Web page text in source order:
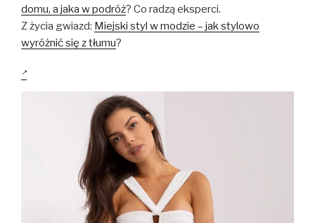
domu, a jaka w podróż? Co radzą eksperci.
Z życia gwiazd: Miejski styl w modzie – jak stylowo
wyróżnić się z tłumu?